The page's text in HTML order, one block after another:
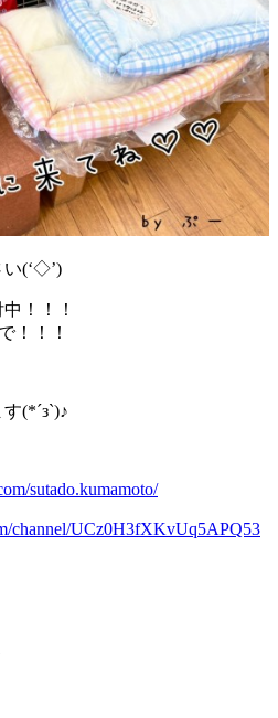
(‘◇’)ゞ
！！！
！！！
(*´з`)♪
sutado.kumamoto/
channel/UCz0H3fXKvUq5APQ53